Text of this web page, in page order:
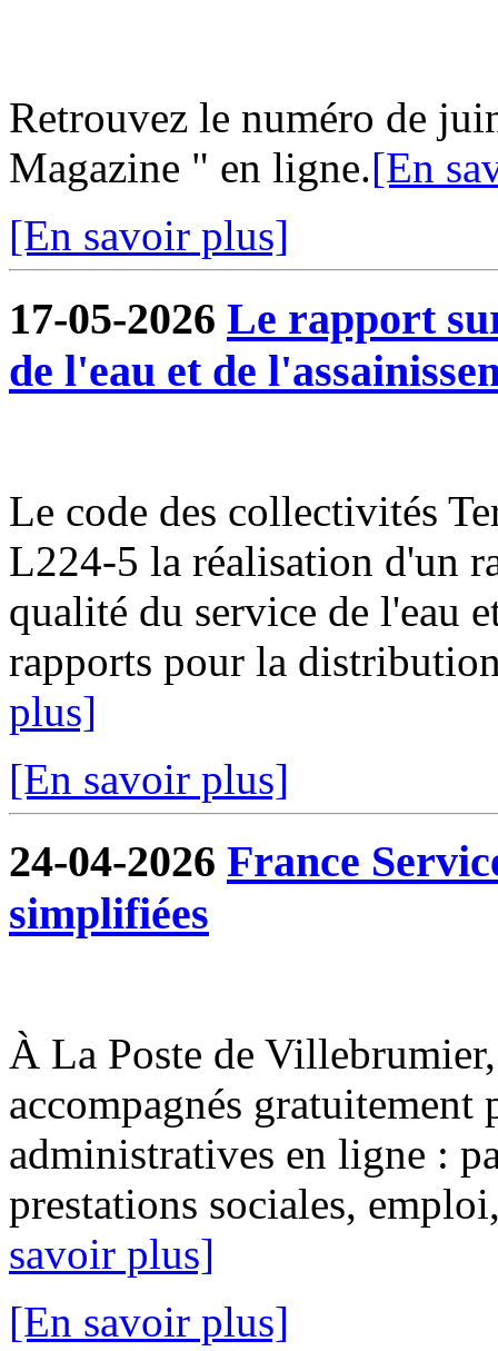
Retrouvez le numéro de
Magazine " en ligne.[En
[En savoir plus]
17-05-2026 Le rapport
de l'eau et de
Le code des collectivités
L224-5 la réalisation d'un
qualité du service de l'eau
rapports pour la
plus]
[En savoir plus]
24-04-2026 France
simplifiées
À La Poste de
accompagnés gratuitement
administratives en ligne :
prestations sociales,
savoir plus]
[En savoir plus]